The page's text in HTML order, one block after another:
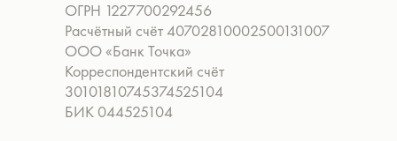
ОГРН 1227700292456
Расчётный счёт 40702810002500131007
ООО «Банк Точка»
Корреспондентский счёт
30101810745374525104
БИК 044525104